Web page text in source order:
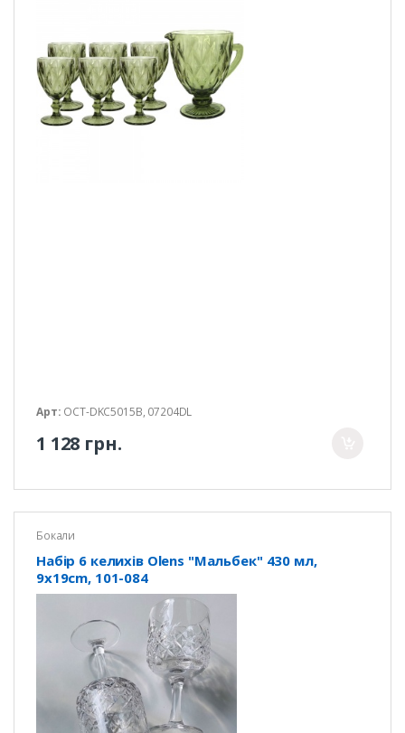
Арт: OCT-DKC5015B, 07204DL
1 128 грн.
Бокали
Набір 6 келихів Olens "Мальбек" 430 мл,
9x19cm, 101-084